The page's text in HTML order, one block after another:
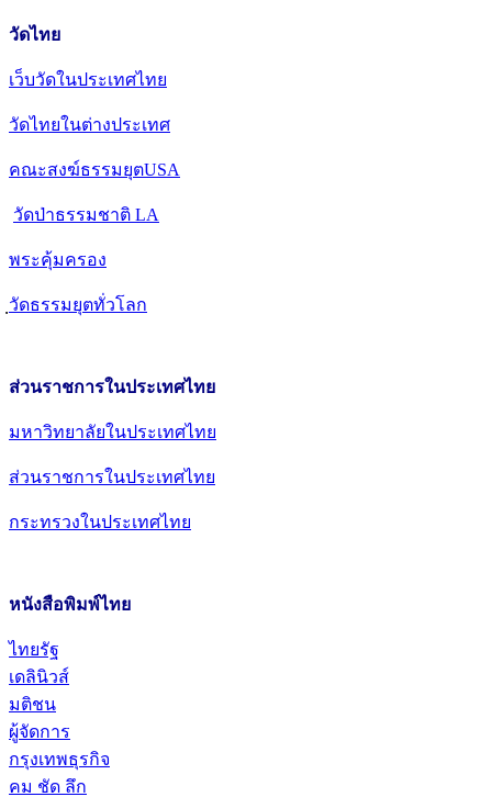
วัดไทย
เว็บวัดในประเทศไทย
วัดไทยในต่างประเทศ
คณะสงฆ์ธรรมยุตUSA
วัดป่าธรรมชาติ LA
พระคุ้มครอง
วัดธรรมยุตทั่วโลก
ส่วนราชการในประเทศไทย
มหาวิทยาลัยในประเทศไทย
ส่วนราชการในประเทศไทย
กระทรวงในประเทศไทย
หนังสือพิมพ์ไทย
ไทยรัฐ
เดลินิวส์
มติชน
ผู้จัดการ
กรุงเทพธุรกิจ
คม ชัด ลึก